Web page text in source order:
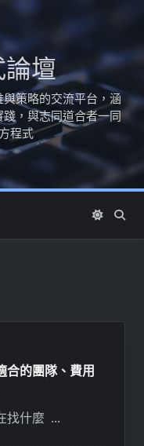
壇
策略的交流平台，涵
，與志同道合者一同
程式
合的團隊、費用
找什麼 ...